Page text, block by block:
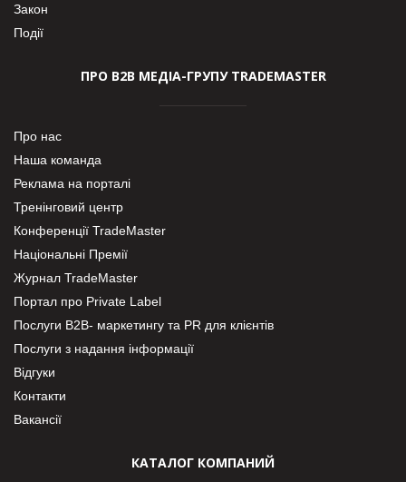
Закон
Події
ПРО В2В МЕДІА-ГРУПУ TRADEMASTER
Про нас
Наша команда
Реклама на порталі
Тренінговий центр
Конференції TradeMaster
Національні Премії
Журнал TradeMaster
Портал про Private Label
Послуги В2В- маркетингу та PR для клієнтів
Послуги з надання інформації
Відгуки
Контакти
Вакансії
КАТАЛОГ КОМПАНИЙ